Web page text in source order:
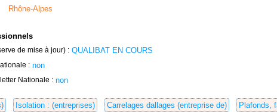
Rhône-Alpes
de mise à jour) : QUALIBAT EN COURS
: non
Nationale : non
Isolation : (entreprises) Carrelages dallages (entreprise de)
Plafonds,